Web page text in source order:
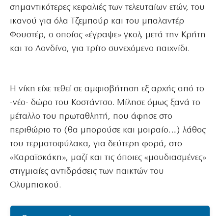
σημαντικότερες κεφαλιές των τελευταίων ετών, του
ικανού για όλα Τζεμπούρ και του μπαλαντέρ
Φουστέρ, ο οποίος «έγραψε» γκολ, μετά την Κρήτη
και το Λονδίνο, για τρίτο συνεχόμενο παιχνίδι.
Η νίκη είχε τεθεί σε αμφισβήτηση εξ αρχής από το
-νέο- δώρο του Κοστάντσο. Μίλησε όμως ξανά το
μέταλλο του πρωταθλητή, που άφησε στο
περιθώριο το (θα μπορούσε και μοιραίο…) λάθος
του τερματοφύλακα, για δεύτερη φορά, στο
«Καραϊσκάκη», μαζί και τις όποιες «μουδιασμένες»
στιγμιαίες αντιδράσεις των παικτών του
Ολυμπιακού.